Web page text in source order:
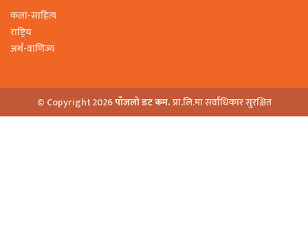
कला-साहित्य
राष्ट्रिय
अर्थ-वाणिज्य
© Copyright 2026पाँजलो डट कम.प्रा.लि.मा सर्वाधिकार सुरक्षित